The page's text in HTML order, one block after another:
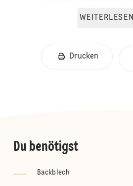
Drucken
Du benötigst
Backblech